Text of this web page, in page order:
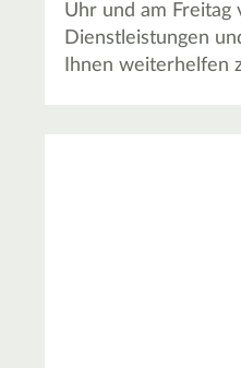
Uhr und am Freitag
Dienstleistungen
Ihnen weiterhelfen